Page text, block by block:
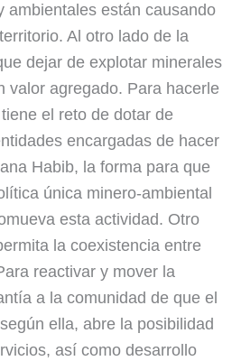
ambientales están causando
Al otro lado de la
dejar de explotar minerales
valor agregado. Para hacerle
el reto de dotar de
encargadas de hacer
Habib, la forma para que
única minero-ambiental
esta actividad. Otro
la coexistencia entre
reactivar y mover la
a la comunidad de que el
ella, abre la posibilidad
así como desarrollo